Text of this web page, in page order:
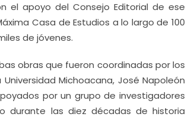
el apoyo del Consejo Editorial de ese
Casa de Estudios a lo largo de 100
de jóvenes.
obras que fueron coordinadas por los
Michoacana, José Napoleón
por un grupo de investigadores
durante las diez décadas de historia